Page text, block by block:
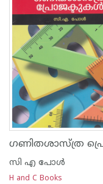
സി എ പോള്‍
H and C Books